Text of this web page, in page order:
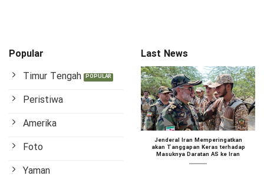
Popular
Timur Tengah
Peristiwa
Amerika
Foto
Yaman
Last News
Jenderal Iran Memperingatkan
akan Tanggapan Keras terhadap
Masuknya Daratan AS ke Iran